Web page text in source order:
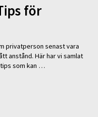
för
privatperson senast vara
anstånd. Här har vi samlat
som kan …